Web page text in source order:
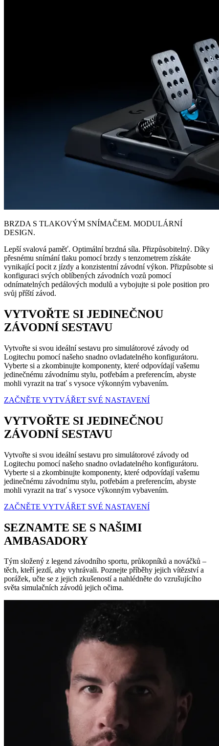
BRZDA S TLAKOVÝM SNÍMAČEM. MODULÁRNÍ
DESIGN.
Lepší svalová paměť. Optimální brzdná síla. Přizpůsobitelný. Díky
přesnému snímání tlaku pomocí brzdy s tenzometrem získáte
vynikající pocit z jízdy a konzistentní závodní výkon. Přizpůsobte si
konfiguraci svých oblíbených závodních vozů pomocí
odnímatelných pedálových modulů a vybojujte si pole position pro
svůj příští závod.
VYTVOŘTE SI JEDINEČNOU
ZÁVODNÍ SESTAVU
Vytvořte si svou ideální sestavu pro simulátorové závody od
Logitechu pomocí našeho snadno ovladatelného konfigurátoru.
Vyberte si a zkombinujte komponenty, které odpovídají vašemu
jedinečnému závodnímu stylu, potřebám a preferencím, abyste
mohli vyrazit na trať s vysoce výkonným vybavením.
ZAČNĚTE VYTVÁŘET SVÉ NASTAVENÍ
VYTVOŘTE SI JEDINEČNOU
ZÁVODNÍ SESTAVU
Vytvořte si svou ideální sestavu pro simulátorové závody od
Logitechu pomocí našeho snadno ovladatelného konfigurátoru.
Vyberte si a zkombinujte komponenty, které odpovídají vašemu
jedinečnému závodnímu stylu, potřebám a preferencím, abyste
mohli vyrazit na trať s vysoce výkonným vybavením.
ZAČNĚTE VYTVÁŘET SVÉ NASTAVENÍ
SEZNAMTE SE S NAŠIMI
AMBASADORY
Tým složený z legend závodního sportu, průkopníků a nováčků –
těch, kteří jezdí, aby vyhrávali. Poznejte příběhy jejich vítězství a
porážek, učte se z jejich zkušeností a nahlédněte do vzrušujícího
světa simulačních závodů jejich očima.